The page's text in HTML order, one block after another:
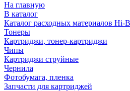
На главную
В каталог
Каталог расходных материалов Hi-
Тонеры
Картриджи, тонер-картриджи
Чипы
Картриджи струйные
Чернила
Фотобумага, пленка
Запчасти для картриджей